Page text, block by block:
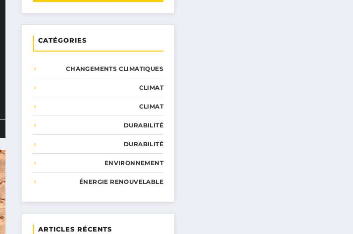
CATÉGORIES
CHANGEMENTS CLIMATIQUES
CLIMAT
CLIMAT
DURABILITÉ
DURABILITÉ
ENVIRONNEMENT
ÉNERGIE RENOUVELABLE
ARTICLES RÉCENTS